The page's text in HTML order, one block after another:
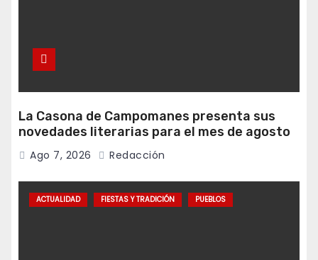
La Casona de Campomanes presenta sus
novedades literarias para el mes de agosto
Ago 7, 2026 Redacción
ACTUALIDAD FIESTAS Y TRADICIÓN PUEBLOS